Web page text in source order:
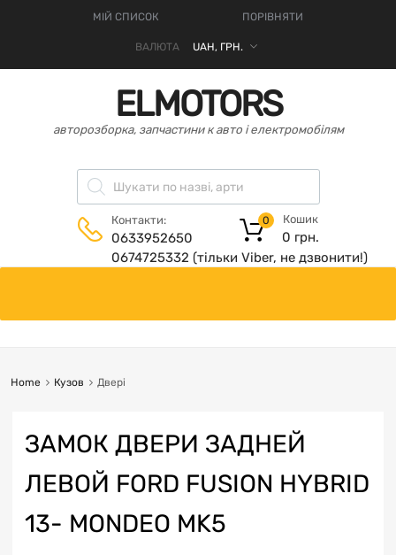
МІЙ СПИСОК ПОРІВНЯТИ
ВАЛЮТА
ELMOTORS
авторозборка, запчастини к авто і електромобілям
Контакти:
0633952650
0674725332 (тільки Viber, не дзвонити!)
Кошик
0 грн.
0
Home Кузов Двері
ЗАМОК ДВЕРИ ЗАДНЕЙ
ЛЕВОЙ FORD FUSION HYBRID
13- MONDEO MK5